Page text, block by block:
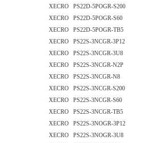
XECRO PS22D-5POGR-S200
XECRO PS22D-5POGR-S60
XECRO PS22D-5POGR-TB5
XECRO PS22S-3NCGR-3P12
XECRO PS22S-3NCGR-3U8
XECRO PS22S-3NCGR-N2P
XECRO PS22S-3NCGR-N8
XECRO PS22S-3NCGR-S200
XECRO PS22S-3NCGR-S60
XECRO PS22S-3NCGR-TB5
XECRO PS22S-3NOGR-3P12
XECRO PS22S-3NOGR-3U8